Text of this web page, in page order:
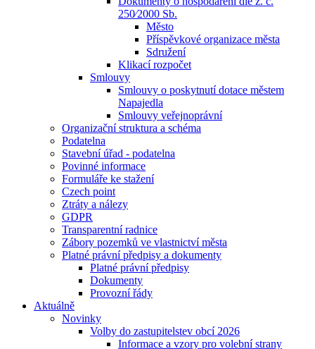
250⁄2000 Sb.
Město
Příspěvkové organizace města
Sdružení
Klikací rozpočet
Smlouvy
Smlouvy o poskytnutí dotace městem
Napajedla
Smlouvy veřejnoprávní
Organizační struktura a schéma
Podatelna
Stavební úřad - podatelna
Povinné informace
Formuláře ke stažení
Czech point
Ztráty a nálezy
GDPR
Transparentní radnice
Zábory pozemků ve vlastnictví města
Platné právní předpisy a dokumenty
Platné právní předpisy
Dokumenty
Provozní řády
Aktuálně
Novinky
Volby do zastupitelstev obcí 2026
Informace a vzory pro volební strany